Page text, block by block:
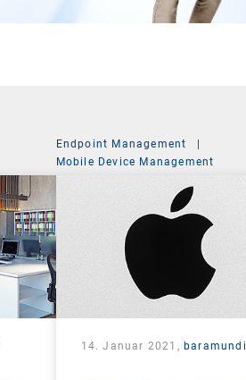
Endpoint Management
|
Mobile Device Management
14. Januar 2021, baramundi